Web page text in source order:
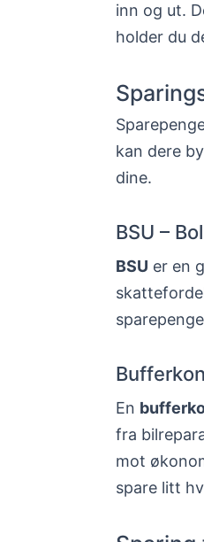
inn og ut.
holder du
kan dere
dine.
BSU –
BSU er en
En
fra
mot
spare litt